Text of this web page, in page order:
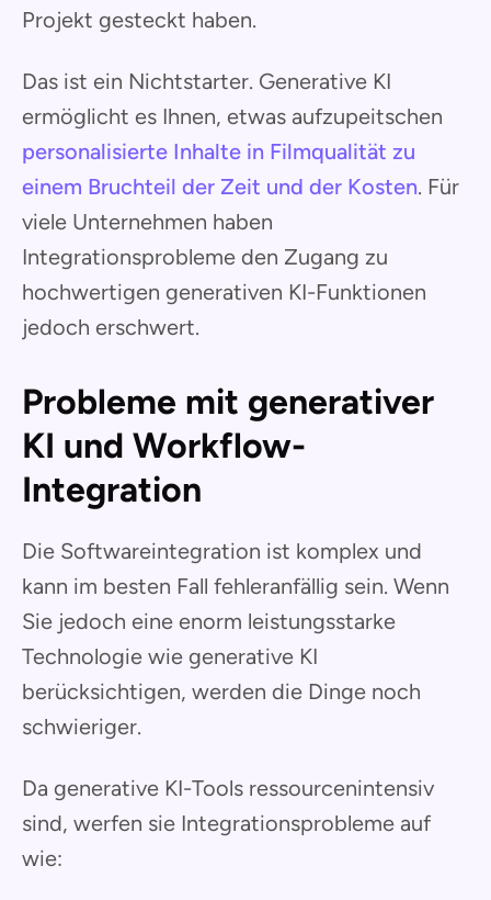
Projekt gesteckt haben.
Das ist ein Nichtstarter. Generative KI
ermöglicht es Ihnen, etwas aufzupeitschen
personalisierte Inhalte in Filmqualität zu
einem Bruchteil der Zeit und der Kosten. Für
viele Unternehmen haben
Integrationsprobleme den Zugang zu
hochwertigen generativen KI-Funktionen
jedoch erschwert.
Probleme mit generativer
KI und Workflow-
Integration
Die Softwareintegration ist komplex und
kann im besten Fall fehleranfällig sein. Wenn
Sie jedoch eine enorm leistungsstarke
Technologie wie generative KI
berücksichtigen, werden die Dinge noch
schwieriger.
Da generative KI-Tools ressourcenintensiv
sind, werfen sie Integrationsprobleme auf
wie: